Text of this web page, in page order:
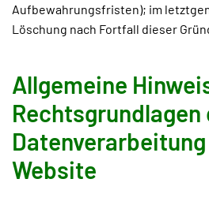
Aufbewahrungsfristen); im
Löschung nach Fortfall dieser
Allgemeine
Rechtsgrundlagen
Website